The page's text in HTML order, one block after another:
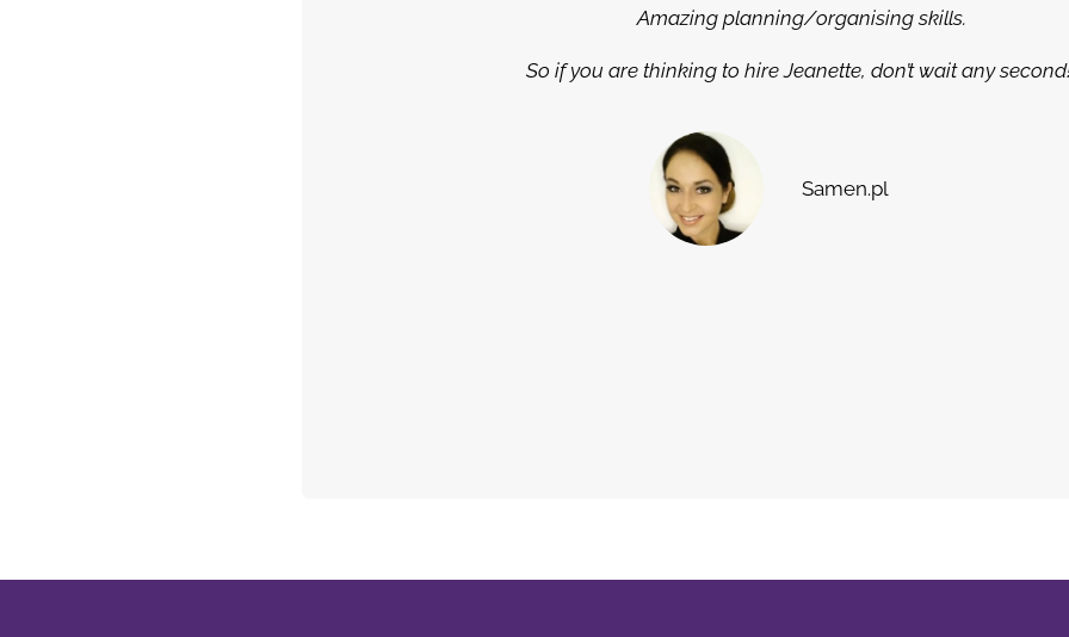
Amazing planning/organising skills.
So if you are thinking to hire Jeanette, don’t wait any
Samen.pl